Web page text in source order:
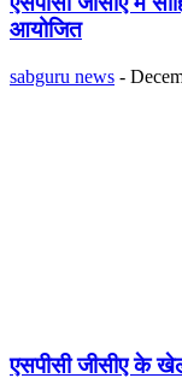
आयोजित
sabguru news -
एसपीसी जीसीए के